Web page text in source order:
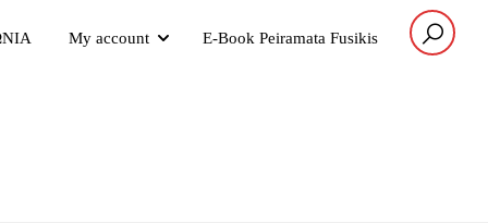
My account E-Book Peiramata Fusikis